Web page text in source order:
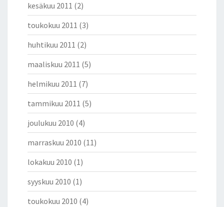
kesäkuu 2011 (2)
toukokuu 2011 (3)
huhtikuu 2011 (2)
maaliskuu 2011 (5)
helmikuu 2011 (7)
tammikuu 2011 (5)
joulukuu 2010 (4)
marraskuu 2010 (11)
lokakuu 2010 (1)
syyskuu 2010 (1)
toukokuu 2010 (4)